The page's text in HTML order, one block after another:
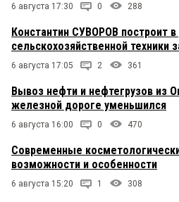
6 августа 17:30 0 288
Константин СУВОРОВ построит
сельскохозяйственной техники
6 августа 17:05 2 361
Вывоз нефти и нефтегрузов из
железной дороге уменьшился
6 августа 16:00 0 470
Современные
возможности и особенности
6 августа 15:20 1 308